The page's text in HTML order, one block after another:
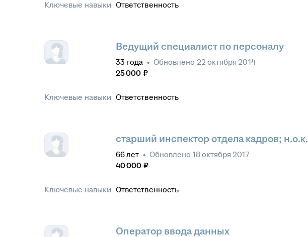
Ключевые навыки Ответственность
Ведущий специалист по персоналу
33 года • Обновлено 22 октября 2014
25 000 ₽
Ключевые навыки Ответственность
старший инспектор отдела кадров; н.о.к.
66лет • Обновлено 18 октября 2017
40 000 ₽
Ключевые навыки Ответственность
Оператор ввода данных